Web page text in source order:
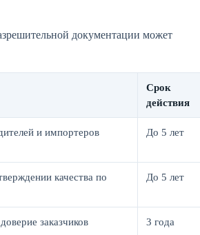
документации может
Срок
действия
и импортеров
До 5 лет
качества по
До 5 лет
заказчиков 3 года